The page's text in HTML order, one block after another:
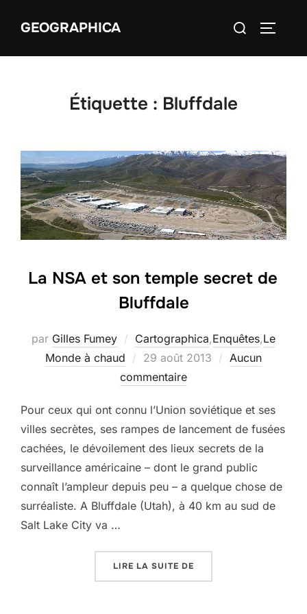
GEOGRAPHICA Rechercher :
Étiquette : Bluffdale
La NSA et son temple secret de
Bluffdale
par Gilles Fumey Cartographica,Enquêtes,Le
Monde à chaud
Publié
le
29 août 2013
Aucun
commentaire
Pour ceux qui ont connu l’Union soviétique et ses
villes secrètes, ses rampes de lancement de fusées
cachées, le dévoilement des lieux secrets de la
surveillance américaine – dont le grand public
connaît l’ampleur depuis peu – a quelque chose de
surréaliste. A Bluffdale (Utah), à 40 km au sud de
Salt Lake City va …
LIRE LA SUITE DE